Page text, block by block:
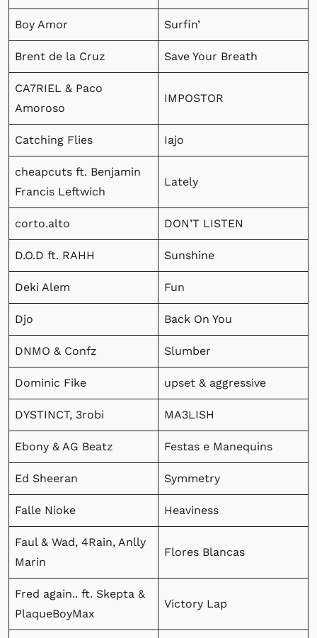
Boy Amor Surfin’
Brent de la Cruz Save Your Breath
CA7RIEL & Paco
Amoroso
IMPOSTOR
Catching Flies Iajo
cheapcuts ft. Benjamin
Francis Leftwich
Lately
corto.alto DON’T LISTEN
D.O.D ft. RAHH Sunshine
Deki Alem Fun
Djo Back On You
DNMO & Confz Slumber
Dominic Fike upset & aggressive
DYSTINCT, 3robi MA3LISH
Ebony & AG Beatz Festas e Manequins
Ed Sheeran Symmetry
Falle Nioke Heaviness
Faul & Wad, 4Rain, Anlly
Marin
Flores Blancas
Fred again.. ft. Skepta &
PlaqueBoyMax
Victory Lap